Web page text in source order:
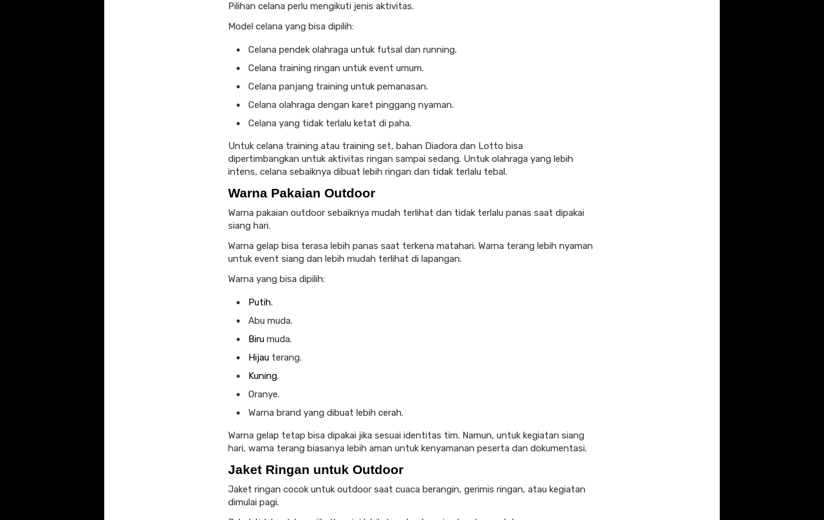
Pilihan celana perlu mengikuti jenis aktivitas.
Model celana yang bisa dipilih:
Celana pendek olahraga untuk futsal dan running.
Celana training ringan untuk event umum.
Celana panjang training untuk pemanasan.
Celana olahraga dengan karet pinggang nyaman.
Celana yang tidak terlalu ketat di paha.
Untuk celana training atau training set, bahan Diadora dan Lotto bisa
dipertimbangkan untuk aktivitas ringan sampai sedang. Untuk olahraga yang lebih
intens, celana sebaiknya dibuat lebih ringan dan tidak terlalu tebal.
Warna Pakaian Outdoor
Warna pakaian outdoor sebaiknya mudah terlihat dan tidak terlalu panas saat dipakai
siang hari.
Warna gelap bisa terasa lebih panas saat terkena matahari. Warna terang lebih nyaman
untuk event siang dan lebih mudah terlihat di lapangan.
Warna yang bisa dipilih:
Putih.
Abu muda.
Biru muda.
Hijau terang.
Kuning.
Oranye.
Warna brand yang dibuat lebih cerah.
Warna gelap tetap bisa dipakai jika sesuai identitas tim. Namun, untuk kegiatan siang
hari, warna terang biasanya lebih aman untuk kenyamanan peserta dan dokumentasi.
Jaket Ringan untuk Outdoor
Jaket ringan cocok untuk outdoor saat cuaca berangin, gerimis ringan, atau kegiatan
dimulai pagi.